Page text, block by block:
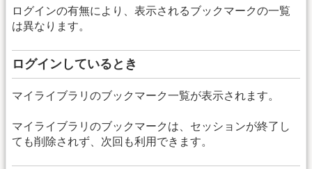
ログインの有無により、表示されるブックマークの一覧
は異なります。
ログインしているとき
マイライブラリのブックマーク一覧が表示されます。
マイライブラリのブックマークは、セッションが終了し
ても削除されず、次回も利用できます。